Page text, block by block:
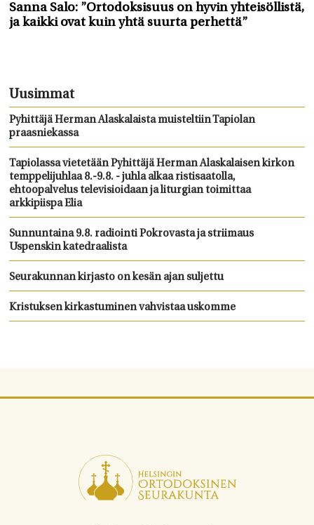
Sanna Salo: ”Ortodoksisuus on hyvin yhteisöllistä,
ja kaikki ovat kuin yhtä suurta perhettä”
Uusimmat
Pyhittäjä Herman Alaskalaista muisteltiin Tapiolan
praasniekassa
Tapiolassa vietetään Pyhittäjä Herman Alaskalaisen kirkon
temppelijuhlaa 8.-9.8. - juhla alkaa ristisaatolla,
ehtoopalvelus televisioidaan ja liturgian toimittaa
arkkipiispa Elia
Sunnuntaina 9.8. radiointi Pokrovasta ja striimaus
Uspenskin katedraalista
Seurakunnan kirjasto on kesän ajan suljettu
Kristuksen kirkastuminen vahvistaa uskomme